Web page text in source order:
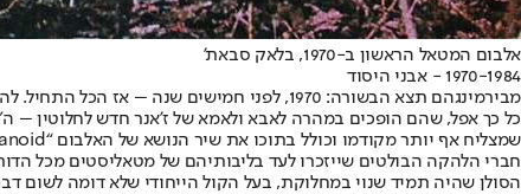
אלבום המטאל הראשון ב-1970, בלאק סבאת'
1970-1984 - אבני היסוד
כל כך אפל, שהם הופכים במהרה לאבא ולאמא של ז'אנר חדש לחלוטין –
שמצליח אף יותר מקודמו וכולל בתוכו את שיר הנושא של האלבום “Paranoid” שלימים ייהפך לסימן ההיכר של הלהקה כמעט בכל הופעה.
חברי הלהקה הבולטים שייזכרו לעד בליבותיהם של מטאליסטים מכל